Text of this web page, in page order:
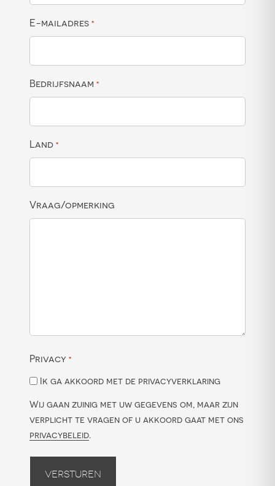
E-mailadres *
Bedrijfsnaam *
Land *
Vraag/opmerking
Privacy *
Ik ga akkoord met de privacyverklaring
Wij gaan zuinig met uw gegevens om, maar zijn
verplicht te vragen of u akkoord gaat met ons
privacybeleid.
Versturen